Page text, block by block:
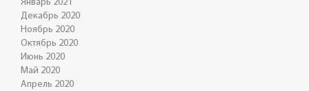
Январь 2021
Декабрь 2020
Ноябрь 2020
Октябрь 2020
Июнь 2020
Май 2020
Апрель 2020